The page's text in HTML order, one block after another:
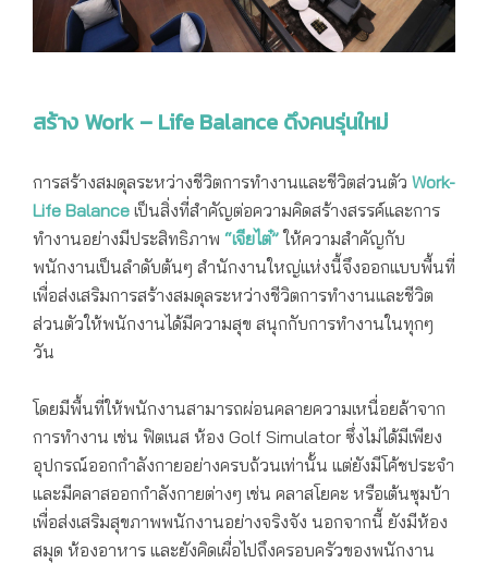
สร้าง Work – Life Balance ดึงคนรุ่นใหม่
การสร้างสมดุลระหว่างชีวิตการทำงานและชีวิตส่วนตัว Work-
Life Balance เป็นสิ่งที่สำคัญต่อความคิดสร้างสรรค์และการ
ทำงานอย่างมีประสิทธิภาพ “เจียไต๋”ให้ความสำคัญกับ
พนักงานเป็นลำดับต้นๆ สำนักงานใหญ่แห่งนี้จึงออกแบบพื้นที่
เพื่อส่งเสริมการสร้างสมดุลระหว่างชีวิตการทำงานและชีวิต
ส่วนตัวให้พนักงานได้มีความสุข สนุกกับการทำงานในทุกๆ
วัน
โดยมีพื้นที่ให้พนักงานสามารถผ่อนคลายความเหนื่อยล้าจาก
การทำงาน เช่น ฟิตเนส ห้อง Golf Simulator ซึ่งไม่ได้มีเพียง
อุปกรณ์ออกกำลังกายอย่างครบถ้วนเท่านั้น แต่ยังมีโค้ชประจำ
และมีคลาสออกกำลังกายต่างๆ เช่น คลาสโยคะ หรือเต้นซุมบ้า
เพื่อส่งเสริมสุขภาพพนักงานอย่างจริงจัง นอกจากนี้ ยังมีห้อง
สมุด ห้องอาหาร และยังคิดเผื่อไปถึงครอบครัวของพนักงาน